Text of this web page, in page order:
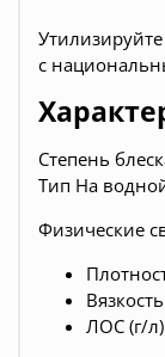
с
Степень
Тип На
Физические
ЛОС (г/